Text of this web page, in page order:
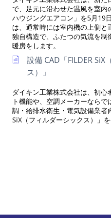
で、足元に沿わせた温風を室
ハウジングエアコン」を5月19
は、通常時には室内機の上側
独自構造で、ふたつの気流を
暖房をします。
設備 CAD「FILDER SiX
ス）」
ダイキン工業株式会社は、初
ト機能や、空調メーカーなら
調・給排水衛生・電気設備業者
SiX（フィルダーシックス）」を